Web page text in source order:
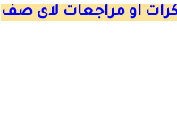
او مراجعات لاى صف